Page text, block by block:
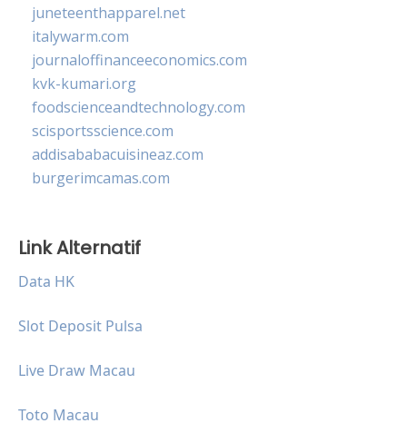
juneteenthapparel.net
italywarm.com
journaloffinanceeconomics.com
kvk-kumari.org
foodscienceandtechnology.com
scisportsscience.com
addisababacuisineaz.com
burgerimcamas.com
Link Alternatif
Data HK
Slot Deposit Pulsa
Live Draw Macau
Toto Macau